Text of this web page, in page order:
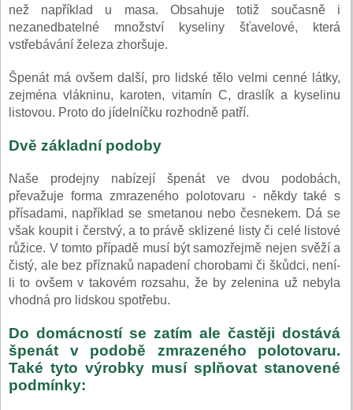
než například u masa. Obsahuje totiž současně i
nezanedbatelné množství kyseliny šťavelové, která
vstřebávání železa zhoršuje.
Špenát má ovšem další, pro lidské tělo velmi cenné látky,
zejména vlákninu, karoten, vitamín C, draslík a kyselinu
listovou. Proto do jídelníčku rozhodně patří.
Dvě základní podoby
Naše prodejny nabízejí špenát ve dvou podobách,
převažuje forma zmrazeného polotovaru - někdy také s
přísadami, například se smetanou nebo česnekem. Dá se
však koupit i čerstvý, a to právě sklizené listy či celé listové
růžice. V tomto případě musí být samozřejmě nejen svěží a
čistý, ale bez příznaků napadení chorobami či škůdci, není-
li to ovšem v takovém rozsahu, že by zelenina už nebyla
vhodná pro lidskou spotřebu.
Do domácností se zatím ale častěji dostává
špenát v podobě zmrazeného polotovaru.
Také tyto výrobky musí splňovat stanovené
podmínky: